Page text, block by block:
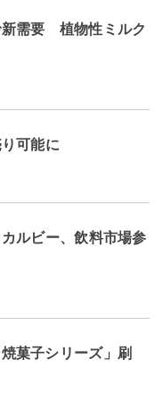
新需要 植物性ミルク
可能に
ルビー、飲料市場参
菓子シリーズ」刷